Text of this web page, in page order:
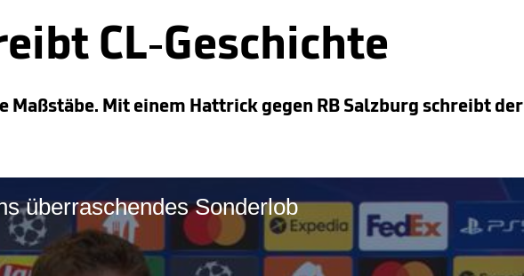
CL-Geschichte
Mit einem Hattrick gegen RB Salzburg schreibt der
überraschendes Sonderlob